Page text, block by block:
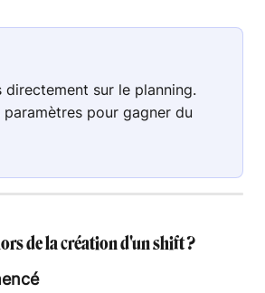
directement sur le planning.
paramètres pour gagner du
de la création d'un shift ?